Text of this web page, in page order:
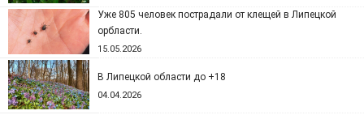
Уже 805 человек пострадали от клещей в Липецкой
орбласти.
15.05.2026
В Липецкой области до +18
04.04.2026